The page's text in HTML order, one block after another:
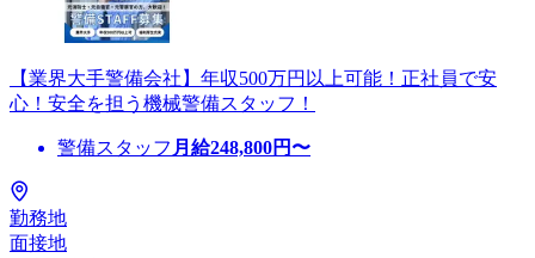
【業界大手警備会社】年収500万円以上可能！正社員で安
心！安全を担う機械警備スタッフ！
警備スタッフ 月給248,800円〜
勤務地
面接地